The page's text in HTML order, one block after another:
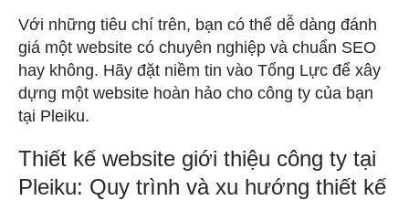
Với những tiêu chí trên, bạn có thể dễ dàng đánh
giá một website có chuyên nghiệp và chuẩn SEO
hay không. Hãy đặt niềm tin vào Tổng Lực để xây
dựng một website hoàn hảo cho công ty của bạn
tại Pleiku.
Thiết kế website giới thiệu công ty tại
Pleiku: Quy trình và xu hướng thiết kế